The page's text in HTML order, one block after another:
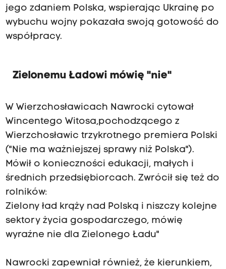
jego zdaniem Polska, wspierając Ukrainę po
wybuchu wojny pokazała swoją gotowość do
współpracy.
Zielonemu Ładowi mówię "nie"
W Wierzchosławicach Nawrocki cytował
Wincentego Witosa,pochodzącego z
Wierzchosławic trzykrotnego premiera Polski
("Nie ma ważniejszej sprawy niż Polska").
Mówił o konieczności edukacji, małych i
średnich przedsiębiorcach. Zwrócił się też do
rolników:
Zielony ład krąży nad Polską i niszczy kolejne
sektory życia gospodarczego, mówię
wyraźne nie dla Zielonego Ładu"
Nawrocki zapewniał również, że kierunkiem,